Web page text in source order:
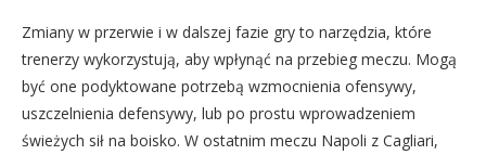
Zmiany w przerwie i w dalszej fazie gry to narzędzia, które
trenerzy wykorzystują, aby wpłynąć na przebieg meczu. Mogą
być one podyktowane potrzebą wzmocnienia ofensywy,
uszczelnienia defensywy, lub po prostu wprowadzeniem
świeżych sił na boisko. W ostatnim meczu Napoli z Cagliari,